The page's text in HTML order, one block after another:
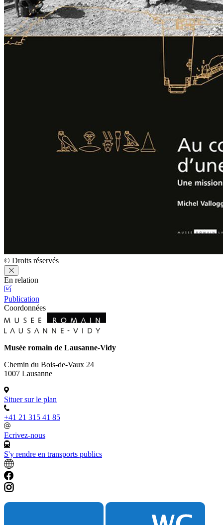
© Droits réservés
En relation
Publication
Coordonnées
Musée romain de Lausanne-Vidy
Chemin du Bois-de-Vaux 24
1007 Lausanne
Situer sur le plan
+41 21 315 41 85
Ecrivez-nous
S'y rendre en transports publics